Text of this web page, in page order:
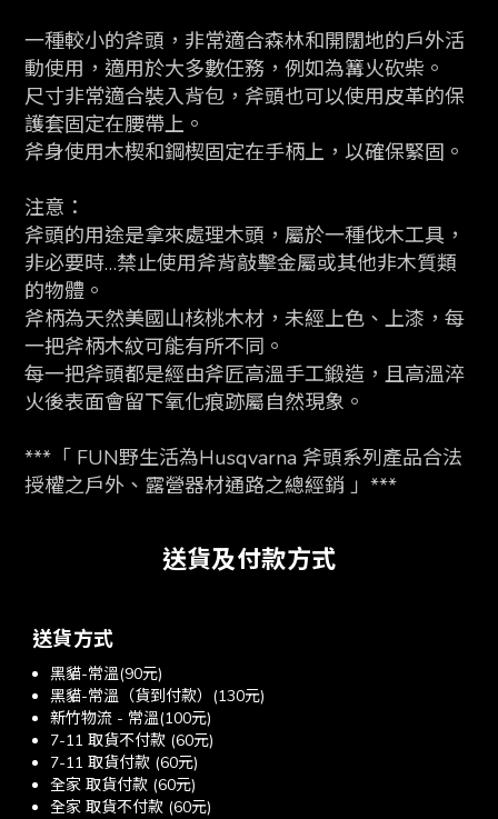
一種較小的斧頭，非常適合森林和開闊地的戶外活
動使用，適用於大多數任務，例如為篝火砍柴。
尺寸非常適合裝入背包，斧頭也可以使用皮革的保
護套固定在腰帶上。
斧身使用木楔和鋼楔固定在手柄上，以確保緊固。
注意：
斧頭的用途是拿來處理木頭，屬於一種伐木工具，
非必要時…禁止使用斧背敲擊金屬或其他非木質類
的物體。
斧柄為天然美國山核桃木材，未經上色、上漆，每
一把斧柄木紋可能有所不同。
每一把斧頭都是經由斧匠高溫手工鍛造，且高溫淬
火後表面會留下氧化痕跡屬自然現象。
***「 FUN野生活為Husqvarna 斧頭系列產品合法
授權之戶外、露營器材通路之總經銷 」***
送貨及付款方式
送貨方式
黑貓-常溫(90元)
黑貓-常溫（貨到付款）(130元)
新竹物流 - 常溫(100元)
7-11 取貨不付款 (60元)
7-11 取貨付款 (60元)
全家 取貨付款 (60元)
全家 取貨不付款 (60元)